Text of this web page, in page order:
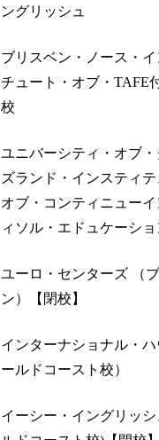
ングリッシュ
ブリスベン・ノース・イ
チュート・オブ・TAFE
校
ユニバーシティ・オブ
ズランド・インスティテ
オブ・コンティニュー
ィソル・エドュケーショ
ユーロ・センターズ （
ン）【閉校】
インターナショナル・
ールドコースト校）
イーシー・イングリッシ